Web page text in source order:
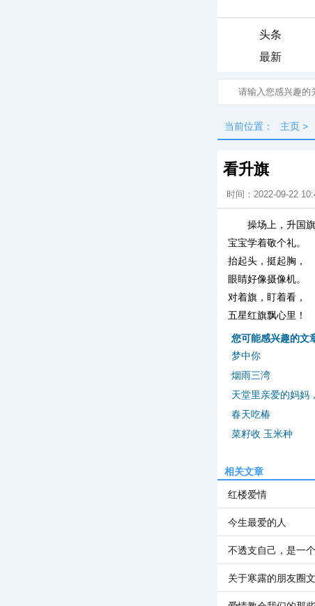
头条
最新
当前位置： 主页 >
看升旗
时间：2022-09-22
操场上，升国旗
宝宝学着敬个礼。
抬起头，挺起胸，
眼睛好像摄像机。
对着旗，盯着看，
五星红旗飘心里！
您可能感兴趣的文
梦中你
烟雨三湾
天堂里亲爱的妈妈
春天吃椿
菜籽收 玉米种
相关文章
红楼爱情
今生最爱的人
不透支自己，是一
关于寒露的朋友圈